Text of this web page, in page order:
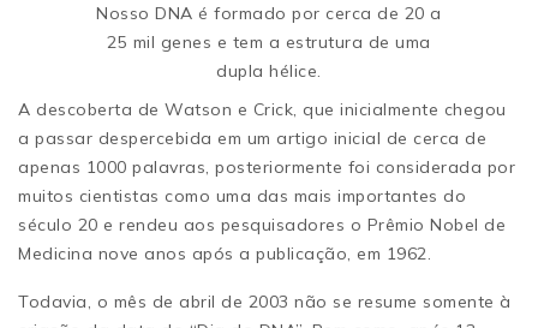
Nosso DNA é formado por cerca de 20 a
25 mil genes e tem a estrutura de uma
dupla hélice.
A descoberta de Watson e Crick, que inicialmente chegou
a passar despercebida em um artigo inicial de cerca de
apenas 1000 palavras, posteriormente foi considerada por
muitos cientistas como uma das mais importantes do
século 20 e rendeu aos pesquisadores o Prêmio Nobel de
Medicina nove anos após a publicação, em 1962.
Todavia, o mês de abril de 2003 não se resume somente à